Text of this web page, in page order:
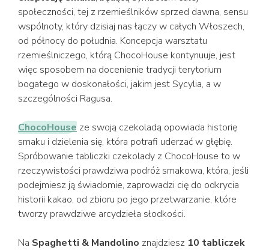
społeczności, tej z rzemieślników sprzed dawna, sensu
wspólnoty, który dzisiaj nas łączy w całych Włoszech,
od północy do południa. Koncepcja warsztatu
rzemieślniczego, którą ChocoHouse kontynuuje, jest
więc sposobem na docenienie tradycji terytorium
bogatego w doskonałości, jakim jest Sycylia, a w
szczególności Ragusa.
ChocoHouse ze swoją czekoladą opowiada historię
smaku i dzielenia się, która potrafi uderzać w głębię.
Spróbowanie tabliczki czekolady z ChocoHouse to w
rzeczywistości prawdziwa podróż smakowa, która, jeśli
podejmiesz ją świadomie, zaprowadzi cię do odkrycia
historii kakao, od zbioru po jego przetwarzanie, które
tworzy prawdziwe arcydzieła słodkości.
Na Spaghetti & Mandolino znajdziesz 10 tabliczek